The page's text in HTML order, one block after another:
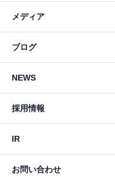
メディア
ブログ
NEWS
採用情報
IR
お問い合わせ